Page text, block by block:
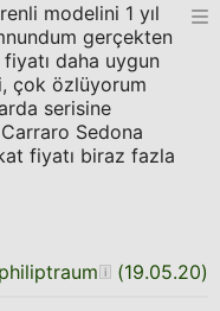
modelini 1 yıl
gerçekten
daha uygun
çok özlüyorum
serisine
Sedona
fiyatı biraz fazla
philiptraum (19.05.20)